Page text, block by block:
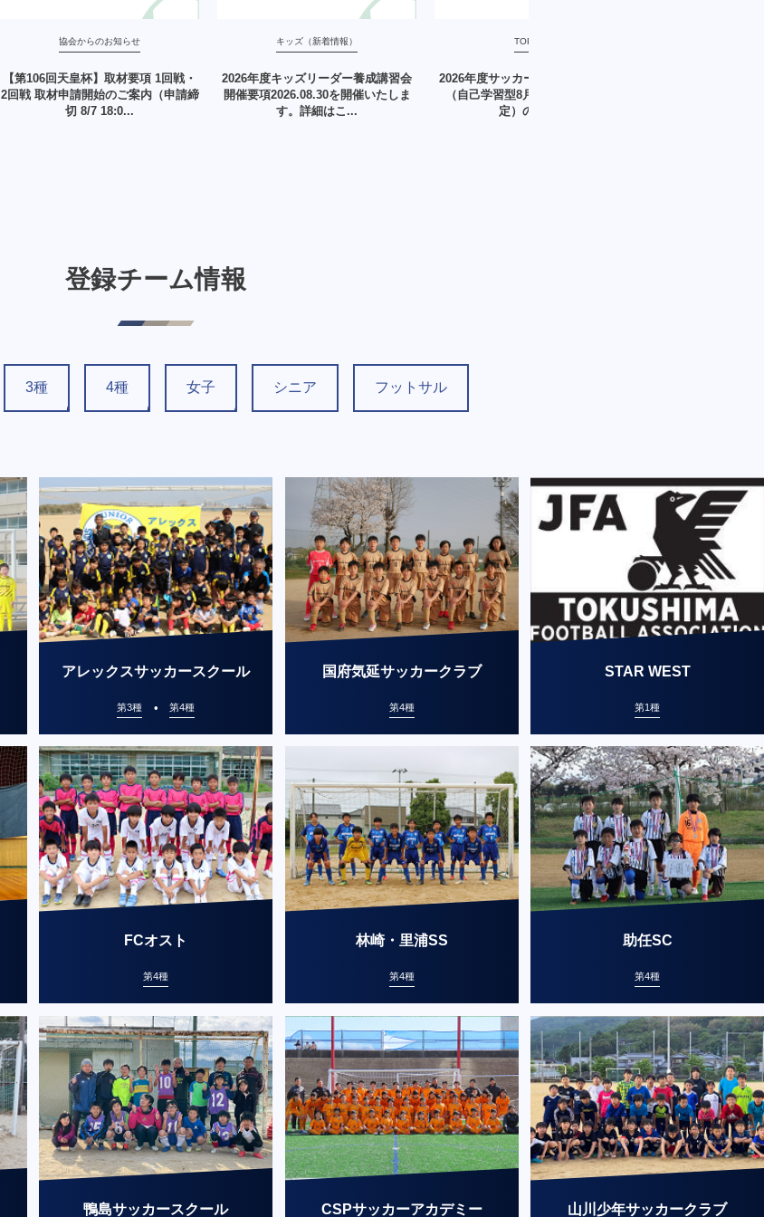
協会からのお知らせ
【第106回天皇杯】取材要項 1回戦・
2回戦 取材申請開始のご案内（申請締
切 8/7 18:0...
キッズ（新着情報）
2026年度キッズリーダー養成講習会
開催要項2026.08.30を開催いたしま
す。詳細はこ...
TOPICKS
2026年度サッカー審判員新規講習会
（自己学習型8月中旬受講・9月認
定）のご案内
登録チーム情報
3種 4種 女子 シニア フットサル
アレックスサッカースクール
第3種 第4種
国府気延サッカークラブ
第4種
STAR WEST
第1種
FCオスト
第4種
林崎・里浦SS
第4種
助任SC
第4種
鴨島サッカースクール CSPサッカーアカデミー 山川少年サッカークラブ